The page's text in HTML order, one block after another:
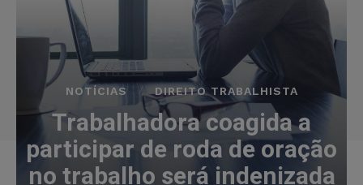
NOTÍCIAS DIREITO TRABALHISTA
Trabalhadora coagida a
participar de roda de oração
no trabalho será indenizada